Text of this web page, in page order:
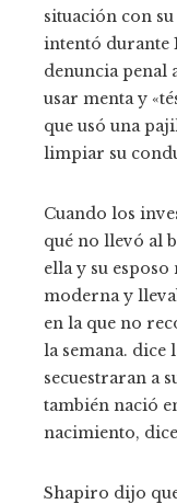
situación con
intentó durante
denuncia penal
usar menta y
que usó una
limpiar su
Cuando los
qué no llevó al
ella y su
moderna y
en la que no
la semana. dice
secuestraran a
también nació
nacimiento,
Shapiro dijo